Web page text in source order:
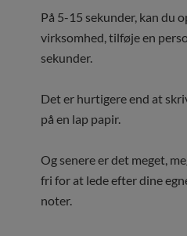
På 5-15 sekunder, kan du
virksomhed, tilføje en
sekunder.
Det er hurtigere end at
på en lap papir.
Og senere er det meget,
fri for at lede efter dine
noter.